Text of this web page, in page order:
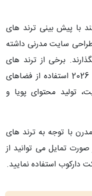
با پیش بینی ترند های
2026 می توانند طراحی سایت مدرنی داشته
برخی از ترند های
پیش بینی شده طراحی سایت در سال 2026 استفاده از فضاهای
تولید محتوای پویا و
با توجه به ترند های
2026 هستید در صورت تمایل می توانید از
استفاده نمایید.